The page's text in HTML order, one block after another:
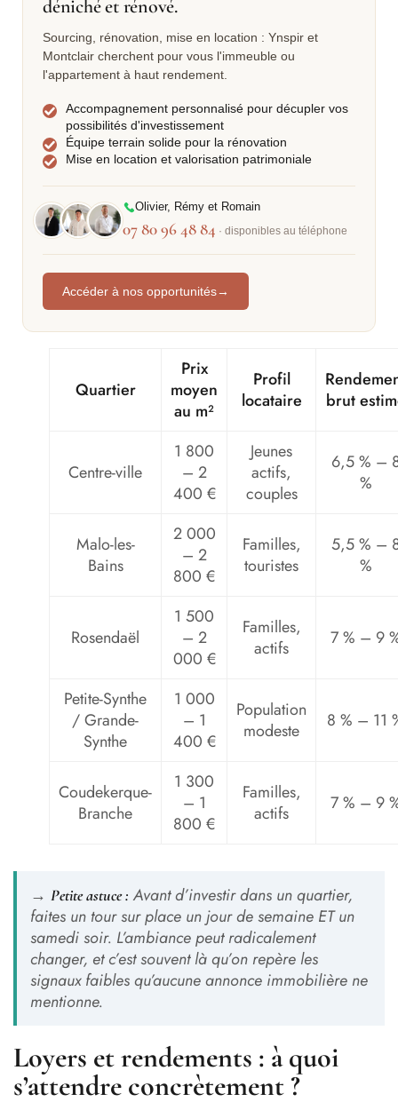
déniché et rénové.
Sourcing, rénovation, mise en location : Ynspir et
Montclair cherchent pour vous l'immeuble ou
l'appartement à haut rendement.
Accompagnement personnalisé pour décupler vos
possibilités d'investissement
Équipe terrain solide pour la rénovation
Mise en location et valorisation patrimoniale
Olivier, Rémy et Romain
07 80 96 48 84 · disponibles au téléphone
Accéder à nos opportunités→
Quartier
Prix
moyen
au m²
Profil
locataire
brut
Centre-ville
1 800
– 2
400 €
Jeunes
actifs,
couples
6,5 % –
%
Malo-les-
Bains
2 000
– 2
800 €
Familles,
touristes
5,5 % –
%
Rosendaël
1 500
– 2
000 €
Familles,
actifs
7 % – 9
Petite-Synthe
/ Grande-
Synthe
1 000
– 1
400 €
Population
modeste
8 % – 11
Coudekerque-
Branche
1 300
– 1
800 €
Familles,
actifs
7 % – 9
→ Petite astuce : Avant d’investir dans un quartier,
faites un tour sur place un jour de semaine ET un
samedi soir. L’ambiance peut radicalement
changer, et c’est souvent là qu’on repère les
signaux faibles qu’aucune annonce immobilière ne
mentionne.
Loyers et rendements : à quoi
s’attendre concrètement ?